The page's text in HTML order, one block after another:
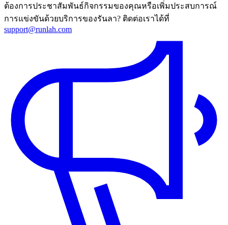
ต้องการประชาสัมพันธ์กิจกรรมของคุณหรือเพิ่มประสบการณ์
การแข่งขันด้วยบริการของรันลา? ติดต่อเราได้ที่
support@runlah.com